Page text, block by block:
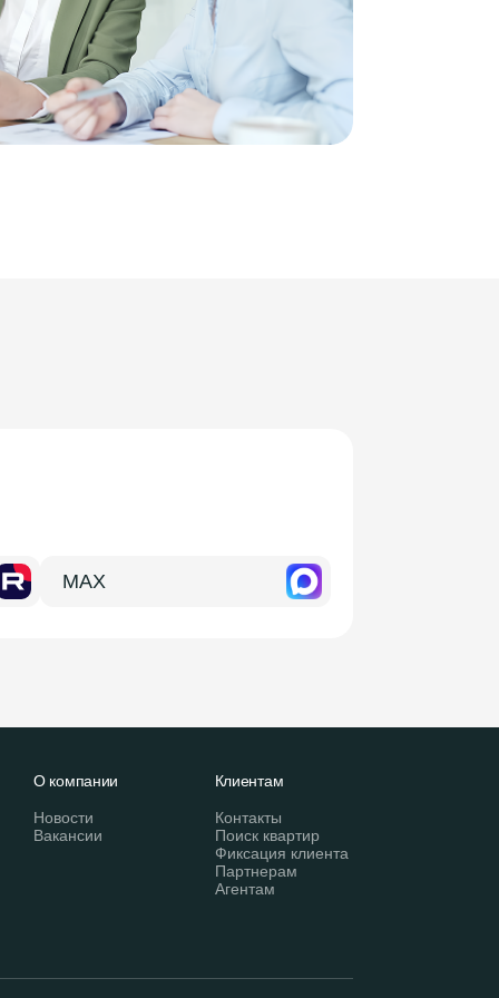
MAX
О компании
Новости
Вакансии
Клиентам
Контакты
Поиск квартир
Фиксация клиента
Партнерам
Агентам